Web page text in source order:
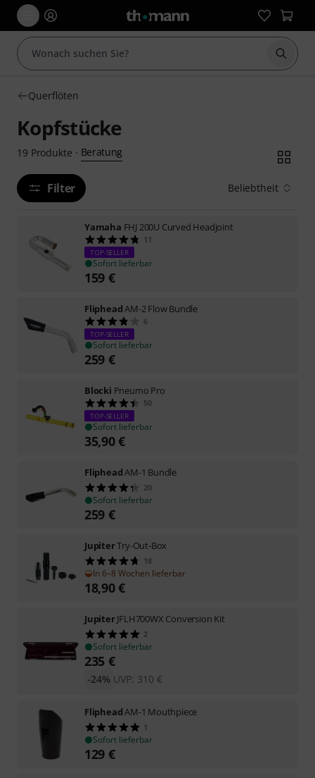
Suche
Querflöten
Kopfstücke
19 Produkte · Beratung
Filter Beliebtheit
Yamaha FHJ 200U Curved Headjoint
11
TOP-SELLER
Sofort lieferbar
159 €
FlipheadAM-2 Flow Bundle
6
TOP-SELLER
Sofort lieferbar
259 €
Blocki Pneumo Pro
50
TOP-SELLER
Sofort lieferbar
35,90€
FlipheadAM-1 Bundle
20
Sofort lieferbar
259 €
JupiterTry-Out-Box
18
In 6–8 Wochen lieferbar
18,90€
JupiterJFLH700WX Conversion Kit
2
Sofort lieferbar
235 €
UVP: 310 €
-24%
FlipheadAM-1 Mouthpiece
1
Sofort lieferbar
129 €